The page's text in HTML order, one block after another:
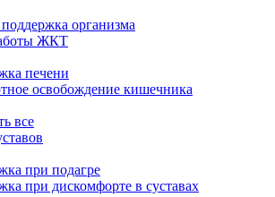
поддержка организма
ЖКТ
печени
освобождение кишечника
все
при подагре
при дискомфорте в суставах